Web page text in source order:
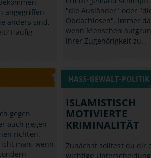
angegriffen
anders sind,
Häufig
"die Ausländer" oder
Obdachlosen". Immer
wenn Menschen
ihrer Zugehörigkeit zu…
HASS-GEWALT-POLITIK
ISLAMISTISCH
MOTIVIERTE
KRIMINALITÄT
Zunächst solltest du dir
wichtige Unterscheidung
gegen
auch gegen
richten.
man, wenn